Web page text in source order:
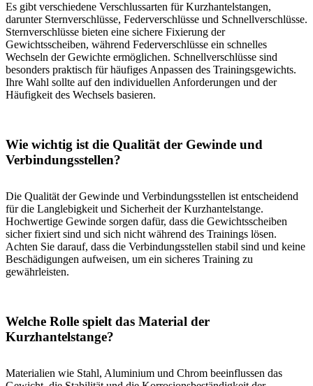
Es gibt verschiedene Verschlussarten für Kurzhantelstangen,
darunter Sternverschlüsse, Federverschlüsse und Schnellverschlüsse.
Sternverschlüsse bieten eine sichere Fixierung der
Gewichtsscheiben, während Federverschlüsse ein schnelles
Wechseln der Gewichte ermöglichen. Schnellverschlüsse sind
besonders praktisch für häufiges Anpassen des Trainingsgewichts.
Ihre Wahl sollte auf den individuellen Anforderungen und der
Häufigkeit des Wechsels basieren.
Wie wichtig ist die Qualität der Gewinde und
Verbindungsstellen?
Die Qualität der Gewinde und Verbindungsstellen ist entscheidend
für die Langlebigkeit und Sicherheit der Kurzhantelstange.
Hochwertige Gewinde sorgen dafür, dass die Gewichtsscheiben
sicher fixiert sind und sich nicht während des Trainings lösen.
Achten Sie darauf, dass die Verbindungsstellen stabil sind und keine
Beschädigungen aufweisen, um ein sicheres Training zu
gewährleisten.
Welche Rolle spielt das Material der
Kurzhantelstange?
Materialien wie Stahl, Aluminium und Chrom beeinflussen das